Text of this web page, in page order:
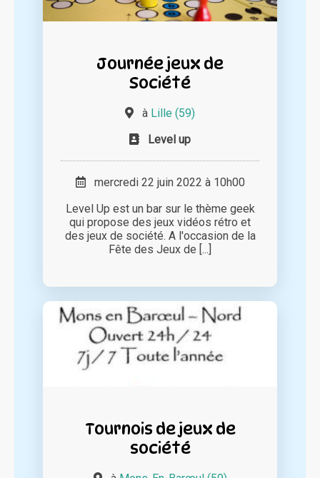
Journée jeux de
Société
à Lille (59)
Level up
mercredi 22 juin 2022 à 10h00
Level Up est un bar sur le thème geek
qui propose des jeux vidéos rétro et
des jeux de société. A l'occasion de la
Fête des Jeux de [...]
Tournois de jeux de
société